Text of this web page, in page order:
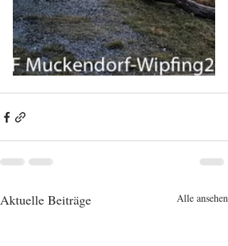
Aktuelle Beiträge Alle ansehen